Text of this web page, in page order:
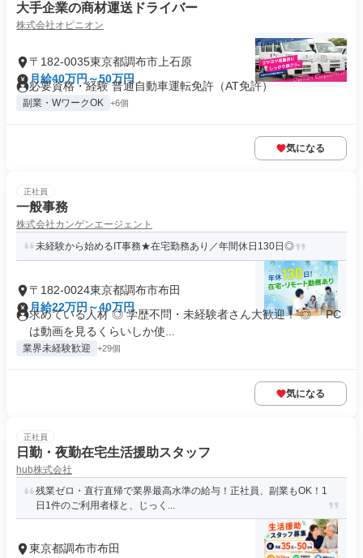
大手企業の商材運送ドライバー
株式会社オピニオン
〒182-0035東京都調布市上石原
月給40万円～50万円
必要資格・経験 普通自動車運転免許（AT免許）
副業・WワークOK +6個
気になる
正社員
一般事務
株式会社カンゲンエージェント
未経験から始めるIT事務★在宅勤務あり／年間休日130日◎
〒182-0024東京都調布市布田
月給22万円～40万円
求めている人材 ◎ 学歴不問・未経験者さん大歓迎！ ◎ 「PC
は動画を見るくらいしか使...
業界未経験歓迎 +29個
気になる
正社員
日勤・夜勤在宅生活援助スタッフ
hub株式会社
残業ゼロ・直行直帰で業界最高水準の給与！正社員、副業もOK！1
日1件のご利用者様と、じっく...
東京都調布市布田